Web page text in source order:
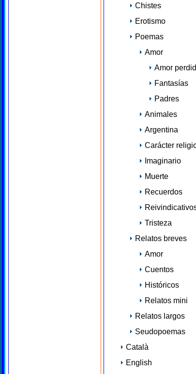
Chistes
Erotismo
Poemas
Amor
Amor
Fantasías
Padres
Animales
Argentina
Carácter
Imaginario
Muerte
Recuerdos
Tristeza
Relatos breves
Amor
Cuentos
Históricos
Relatos mini
Relatos largos
Seudopoemas
Català
English